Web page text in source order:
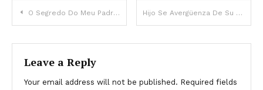
O Segredo Do Meu Padrasto Me Surpreendeu No Meu Aniversário E Minha Vingança O Deixou Em Lágrimas Hijo Se Avergüenza De Su Madre E Invita A Otra Mujer A Su Graduación – Historia Del Día
Leave a Reply
Your email address will not be published. Required fields